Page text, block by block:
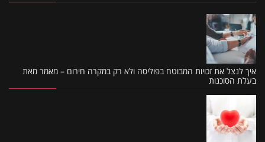
איך לנצל את זכויות המבוטח בפוליסה ולא רק במקרה חירום – מאמר מאת
בעלת הסוכנות